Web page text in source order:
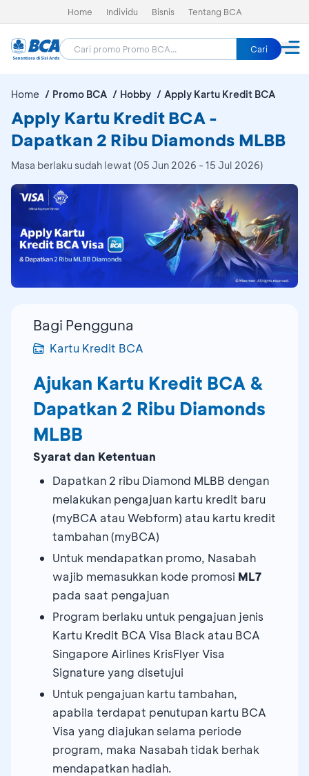
Home Individu Bisnis Tentang BCA
Cari
Home Promo BCA Hobby Apply Kartu Kredit BCA
Apply Kartu Kredit BCA -
Dapatkan 2 Ribu Diamonds MLBB
Masa berlaku sudah lewat (05 Jun 2026 - 15 Jul 2026)
Bagi Pengguna
Kartu Kredit BCA
Ajukan Kartu Kredit BCA &
Dapatkan 2 Ribu Diamonds
MLBB
Syarat dan Ketentuan
Dapatkan 2 ribu Diamond MLBB dengan
melakukan pengajuan kartu kredit baru
(myBCA atau Webform) atau kartu kredit
tambahan (myBCA)
Untuk mendapatkan promo, Nasabah
wajib memasukkan kode promosi ML7
pada saat pengajuan
Program berlaku untuk pengajuan jenis
Kartu Kredit BCA Visa Black atau BCA
Singapore Airlines KrisFlyer Visa
Signature yang disetujui
Untuk pengajuan kartu tambahan,
apabila terdapat penutupan kartu BCA
Visa yang diajukan selama periode
program, maka Nasabah tidak berhak
mendapatkan hadiah.